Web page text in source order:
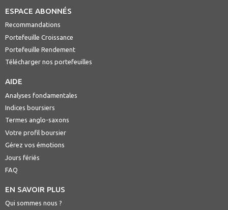
ESPACE ABONNÉS
Recommandations
Portefeuille Croissance
Portefeuille Rendement
Télécharger nos portefeuilles
AIDE
Analyses fondamentales
Indices boursiers
Termes anglo-saxons
Votre profil boursier
Gérez vos émotions
Jours fériés
FAQ
EN SAVOIR PLUS
Qui sommes nous ?